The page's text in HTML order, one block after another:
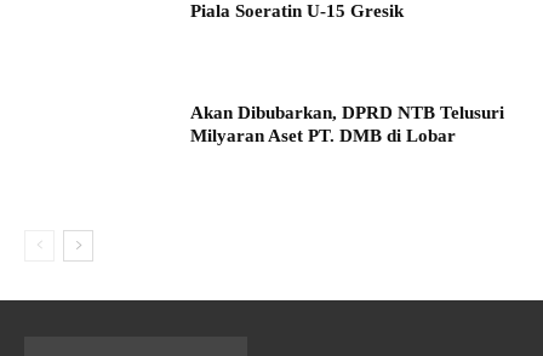
Piala Soeratin U-15 Gresik
Akan Dibubarkan, DPRD NTB Telusuri
Milyaran Aset PT. DMB di Lobar